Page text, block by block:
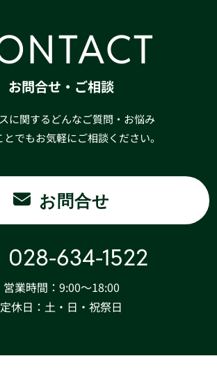
お問合せ・ご相談
に関するどんなご質問・お悩み
でもお気軽にご相談ください。
お問合せ
028-634-1522
営業時間：9:00〜18:00
定休日：土・日・祝祭日